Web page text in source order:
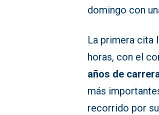
domingo con
La primera cita
horas, con el
años de
más
recorrido por